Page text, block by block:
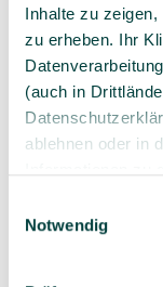
Inhalte zu
zu erheben. Ihr
(auch in
ablehnen oder in
schutz­erklärung
Notwendig